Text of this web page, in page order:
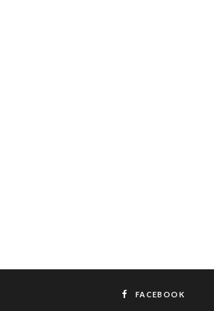
FACEBOOK